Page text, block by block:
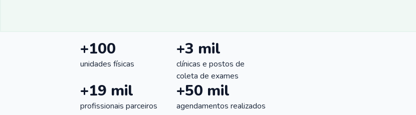
+100
unidades físicas
+3 mil
clínicas e postos de
coleta de exames
+19 mil
profissionais parceiros
+50 mil
agendamentos realizados